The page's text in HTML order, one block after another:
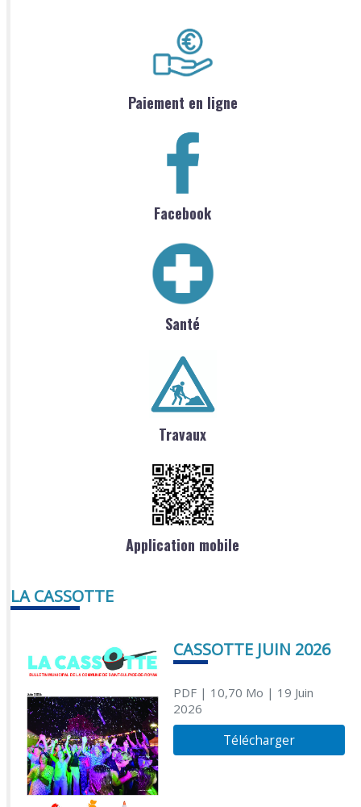
Paiement en ligne
Facebook
Santé
Travaux
Application mobile
LA CASSOTTE
CASSOTTE JUIN 2026
PDF| 10,70 Mo | 19 Juin
2026
Télécharger